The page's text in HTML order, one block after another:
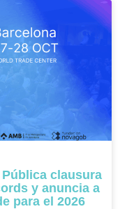
clausura
y anuncia a
para el 2026